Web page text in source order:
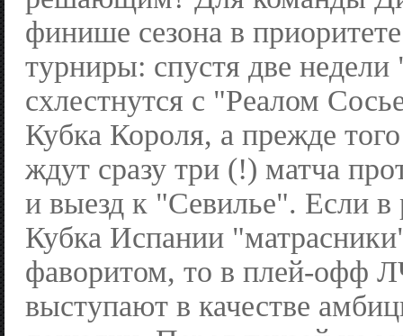
финише сезона в
турниры: спустя две
схлестнутся с "Реалом
Кубка Короля, а прежде
ждут сразу три (!) матча
и выезд к "Севилье". Если
Кубка Испании
фаворитом, то в плей-офф
выступают в качестве